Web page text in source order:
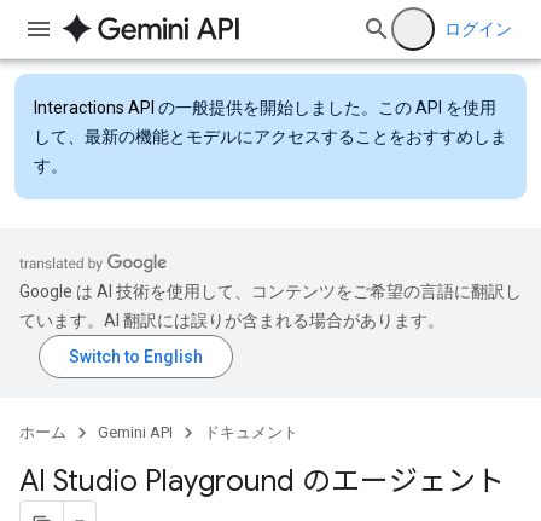
ログイン
Interactions API の一般提供を開始しました。この API を使用
して、最新の機能とモデルにアクセスすることをおすすめしま
す。
Google は AI 技術を使用して、コンテンツをご希望の言語に翻訳し
ています。AI 翻訳には誤りが含まれる場合があります。
ホーム Gemini API ドキュメント
AI Studio Playground のエージェント